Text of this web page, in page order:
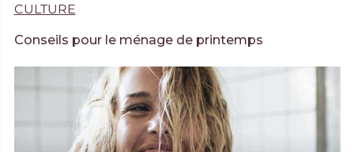
CULTURE
Conseils pour le ménage de printemps